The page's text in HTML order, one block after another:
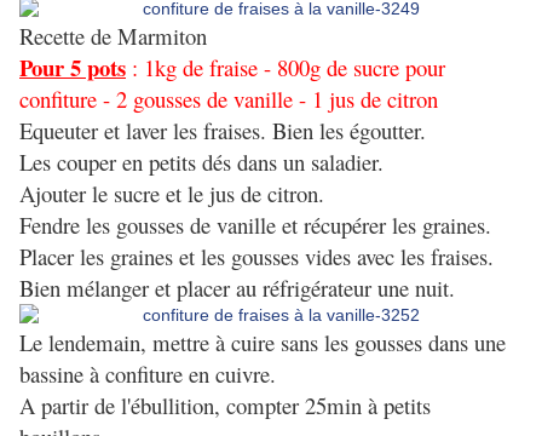
Recette de Marmiton
Pour 5 pots : 1kg de fraise - 800g de sucre pour
confiture - 2 gousses de vanille - 1 jus de citron
Equeuter et laver les fraises. Bien les égoutter.
Les couper en petits dés dans un saladier.
Ajouter le sucre et le jus de citron.
Fendre les gousses de vanille et récupérer les graines.
Placer les graines et les gousses vides avec les fraises.
Bien mélanger et placer au réfrigérateur une nuit.
Le lendemain, mettre à cuire sans les gousses dans une
bassine à confiture en cuivre.
A partir de l'ébullition, compter 25min à petits